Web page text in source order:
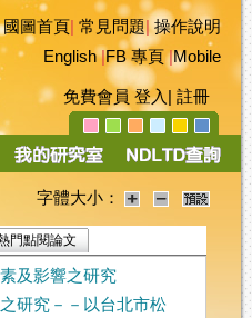
國圖首頁 常見問題|操作說明
English|FB 專頁|Mobile
免費會員 登入 註冊
字體大小：
門點閱論文
及影響之研究
研究－－以台北市松